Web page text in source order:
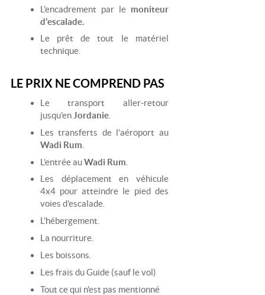
L'encadrement par le moniteur
d'escalade.
Le prêt de tout le matériel
technique.
LE PRIX NE COMPREND PAS
Le transport aller-retour
jusqu'en Jordanie.
Les transferts de l’aéroport au
Wadi Rum
L’entrée auWadi Rum
Les déplacement en véhicule
4x4 pour atteindre le pied des
voies d’escalade.
L'hébergement.
La nourriture.
Les boissons.
Les frais du Guide (sauf le vol)
Tout ce qui n'est pas mentionné